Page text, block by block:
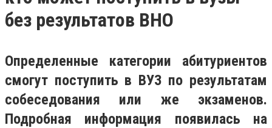
без результатов ВНО
Определенные категории абитуриентов
смогут поступить в ВУЗ по результатам
собеседования или же экзаменов.
Подробная информация появилась на